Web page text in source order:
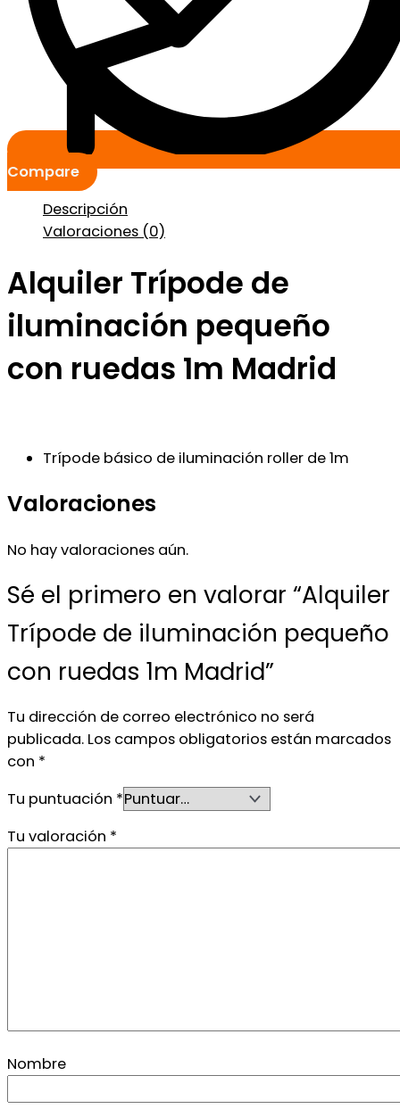
Compare
Descripción
Valoraciones (0)
Alquiler Trípode de
iluminación pequeño
con ruedas 1m Madrid
Trípode básico de iluminación roller de 1m
Valoraciones
No hay valoraciones aún.
Sé el primero en valorar “Alquiler
Trípode de iluminación pequeño
con ruedas 1m Madrid”
Tu dirección de correo electrónico no será
publicada. Los campos obligatorios están marcados
con *
Tu puntuación *
Tu valoración *
Nombre